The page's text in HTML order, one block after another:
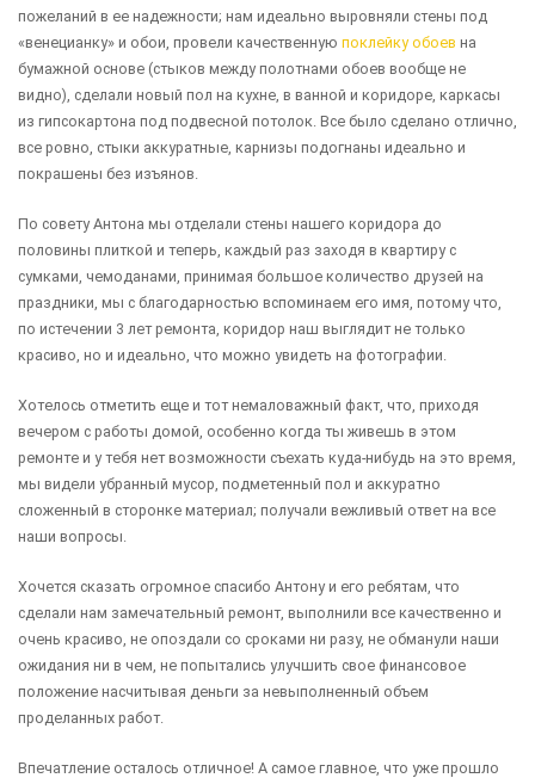
пожеланий в ее надежности; нам идеально выровняли стены под
«венецианку» и обои, провели качественную поклейку обоев на
бумажной основе (стыков между полотнами обоев вообще не
видно), сделали новый пол на кухне, в ванной и коридоре, каркасы
из гипсокартона под подвесной потолок. Все было сделано отлично,
все ровно, стыки аккуратные, карнизы подогнаны идеально и
покрашены без изъянов.
По совету Антона мы отделали стены нашего коридора до
половины плиткой и теперь, каждый раз заходя в квартиру с
сумками, чемоданами, принимая большое количество друзей на
праздники, мы с благодарностью вспоминаем его имя, потому что,
по истечении 3 лет ремонта, коридор наш выглядит не только
красиво, но и идеально, что можно увидеть на фотографии.
Хотелось отметить еще и тот немаловажный факт, что, приходя
вечером с работы домой, особенно когда ты живешь в этом
ремонте и у тебя нет возможности съехать куда-нибудь на это время,
мы видели убранный мусор, подметенный пол и аккуратно
сложенный в сторонке материал; получали вежливый ответ на все
наши вопросы.
Хочется сказать огромное спасибо Антону и его ребятам, что
сделали нам замечательный ремонт, выполнили все качественно и
очень красиво, не опоздали со сроками ни разу, не обманули наши
ожидания ни в чем, не попытались улучшить свое финансовое
положение насчитывая деньги за невыполненный объем
проделанных работ.
Впечатление осталось отличное! А самое главное, что уже прошло